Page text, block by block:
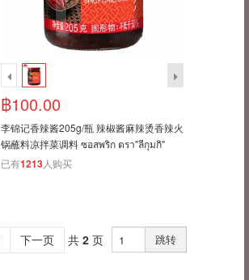
฿100.00
李锦记香辣酱205g/瓶 辣椒酱麻辣烫香辣火
锅蘸料凉拌菜调料 ซอสพริก ตรา"ลีกุมกิ"
已有1213人购买
下一页 共 2 页 跳转